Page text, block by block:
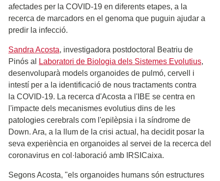
afectades per la COVID-19 en diferents etapes, a la
recerca de marcadors en el genoma que puguin ajudar a
predir la infecció.
Sandra Acosta, investigadora postdoctoral Beatriu de
Pinós al
Laboratori de Biologia dels Sistemes Evolutius,
desenvoluparà models organoides de pulmó, cervell i
intestí per a la identificació de nous tractaments contra
la COVID-19. La recerca d'Acosta a l'IBE se centra en
l'impacte dels mecanismes evolutius dins de les
patologies cerebrals com l'epilèpsia i la síndrome de
Down. Ara, a la llum de la crisi actual, ha decidit posar la
seva experiència en organoides al servei de la recerca del
coronavirus en col·laboració amb IRSICaixa.
Segons Acosta, "els organoides humans són estructures